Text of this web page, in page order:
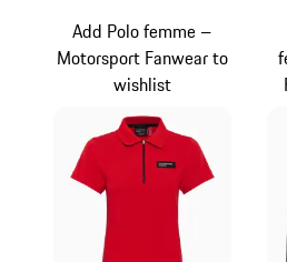
Add Polo femme –
Motorsport Fanwear to
wishlist